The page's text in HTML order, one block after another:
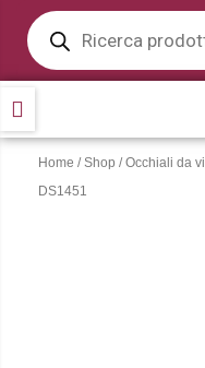
contenuto
Products
search
Home /Shop /Occhiali da
DS1451